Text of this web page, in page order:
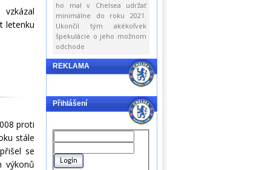
vzkázal
letenku
proti
stále
se
výkonů
ho mal v Chelsea udržať
minimálne do roku 2021.
Ukončil tým akékoľvek
špekulácie o jeho možnom
odchode
REKLAMA
Přihlášení